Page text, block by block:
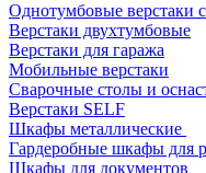
Однотумбовые
Верстаки двухтумбовые
Верстаки для гаража
Мобильные верстаки
Сварочные столы и
Верстаки SELF
Шкафы металлические
Гардеробные шкафы для
Шкафы для документов